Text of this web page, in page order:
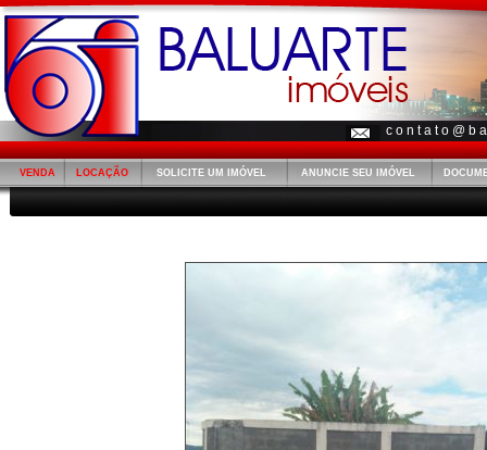
c o n t a t o @ b
VENDA LOCAÇÃO SOLICITE UM IMÓVEL ANUNCIE SEU IMÓVEL